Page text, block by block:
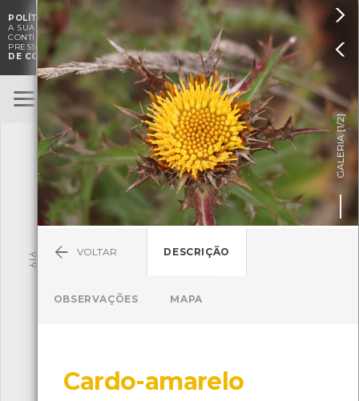
POLÍTICA DE COOKIES
. O CMIA UTILIZA COOKIES PARA MELHORAR
A SUA EXPERIÊNCIA DE NAVEGAÇÃO E PARA FINS ESTATÍSTICOS.
CONTINUAÇÃO DA UTILIZAÇÃO DESTE WEBSITE E SERVIÇOS
PRESSUPÕE A ACEITAÇÃO DA UTILIZAÇÃO DE COOKIES. POLÍTICA
DE COOKIES

ENTRAR
BioRegisto
TERMOS DE UTILIZAÇÃO
SUBMETER OBSERVAÇÃO
Pesquisa
Descarregar a app BioRegisto


GALERIA [
1/2
]
VOLTAR DESCRIÇÃO
OBSERVAÇÕES MAPA
Cardo-amarelo